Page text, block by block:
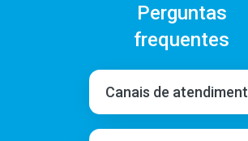
Perguntas
frequentes
Canais de